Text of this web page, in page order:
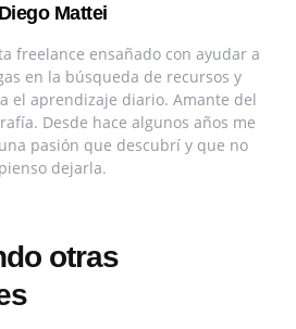
Diego Mattei
freelance ensañado con ayudar a
en la búsqueda de recursos y
el aprendizaje diario. Amante del
Desde hace algunos años me
pasión que descubrí y que no
pienso dejarla.
otras